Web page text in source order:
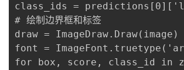
class_ids =
# 绘制边界框和标签
draw = ImageDraw.Draw(image)
font =
for box, score, class_id in